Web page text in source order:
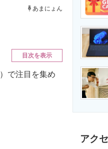
エネルギーの専門メディ
あまにょん
目次を表示
で注目を集め
アク